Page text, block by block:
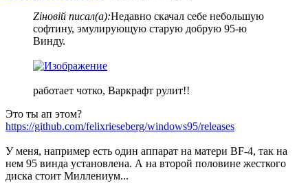
Zіновій писал(а):Недавно скачал себе небольшую
софтину, эмулирующую старую добрую 95-ю
Винду.
работает чотко, Варкрафт рулит!!
Это ты ап этом?
https://github.com/felixrieseberg/windows95/releases
У меня, например есть один аппарат на матери BF-4, так на
нем 95 винда установлена. А на второй половине жесткого
диска стоит Миллениум...